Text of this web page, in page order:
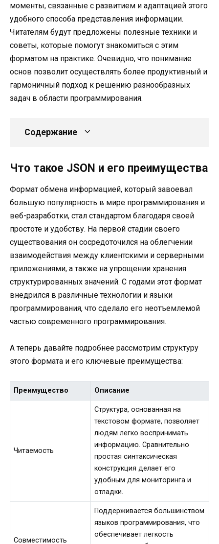
моменты, связанные с развитием и адаптацией этого
удобного способа представления информации.
Читателям будут предложены полезные техники и
советы, которые помогут знакомиться с этим
форматом на практике. Очевидно, что понимание
основ позволит осуществлять более продуктивный и
гармоничный подход к решению разнообразных
задач в области программирования.
Содержание
Что такое JSON и его преимущества
Формат обмена информацией, который завоевал
большую популярность в мире программирования и
веб-разработки, стал стандартом благодаря своей
простоте и удобству. На первой стадии своего
существования он сосредоточился на облегчении
взаимодействия между клиентскими и серверными
приложениями, а также на упрощении хранения
структурированных значений. С годами этот формат
внедрился в различные технологии и языки
программирования, что сделало его неотъемлемой
частью современного программирования.
А теперь давайте подробнее рассмотрим структуру
этого формата и его ключевые преимущества:
Преимущество Описание
Читаемость
Структура, основанная на
текстовом формате, позволяет
людям легко воспринимать
информацию. Сравнительно
простая синтаксическая
конструкция делает его
удобным для мониторинга и
отладки.
Совместимость
Поддерживается большинством
языков программирования, что
обеспечивает легкость